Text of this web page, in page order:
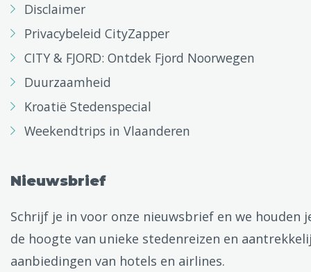
Disclaimer
Privacybeleid CityZapper
CITY & FJORD: Ontdek Fjord Noorwegen
Duurzaamheid
Kroatië Stedenspecial
Weekendtrips in Vlaanderen
Nieuwsbrief
Schrijf je in voor onze nieuwsbrief en we houden
de hoogte van unieke stedenreizen en
aanbiedingen van hotels en airlines.